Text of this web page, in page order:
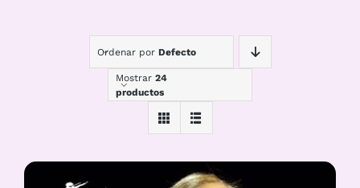
Ordenar por Defecto
Mostrar 24
productos